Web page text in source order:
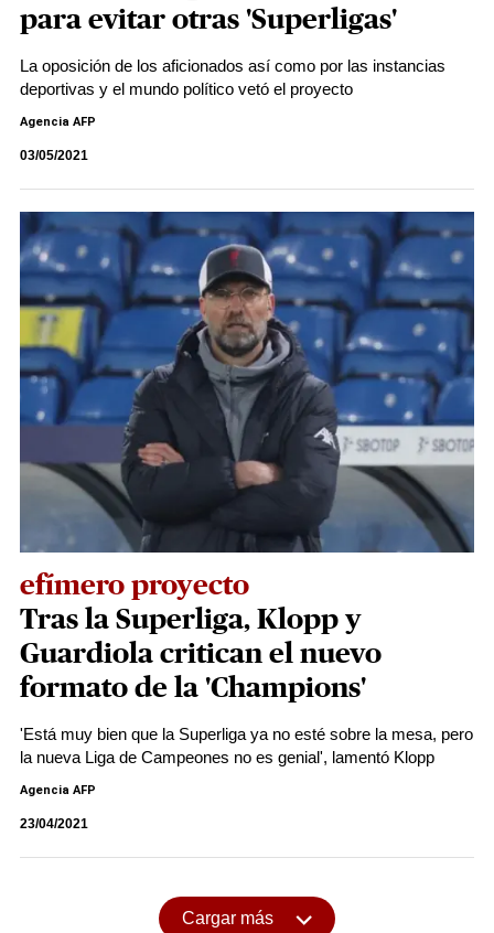
para evitar otras 'Superligas'
La oposición de los aficionados así como por las instancias
deportivas y el mundo político vetó el proyecto
Agencia AFP
03/05/2021
efímero proyecto
Tras la Superliga, Klopp y
Guardiola critican el nuevo
formato de la 'Champions'
'Está muy bien que la Superliga ya no esté sobre la mesa, pero
la nueva Liga de Campeones no es genial', lamentó Klopp
Agencia AFP
23/04/2021
Cargar más